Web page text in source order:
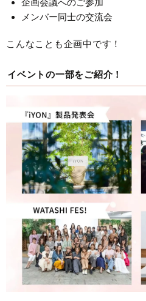
メンバー同士の交流会
こんなことも企画中です！
イベントの一部をご紹介！